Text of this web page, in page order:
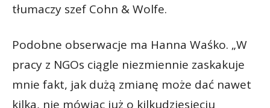
tłumaczy szef Cohn & Wolfe.
Podobne obserwacje ma Hanna Waśko. „W
pracy z NGOs ciągle niezmiennie zaskakuje
mnie fakt, jak dużą zmianę może dać nawet
kilka, nie mówiąc już o kilkudziesięciu